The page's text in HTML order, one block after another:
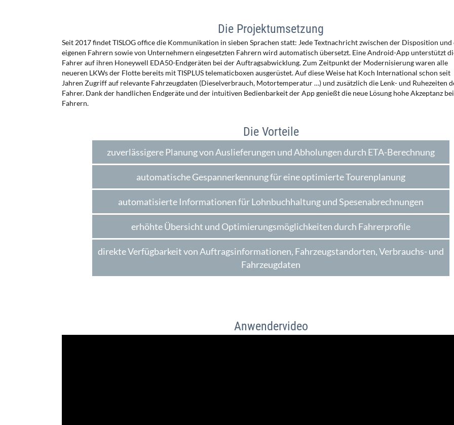
Die Projektumsetzung
Seit 2017 findet TISLOG office die Kommunikation in sieben Sprachen statt: Jede Textnachricht zwischen der Disposition und
eigenen Fahrern sowie von Unternehmern eingesetzten Fahrern wird automatisch übersetzt. Eine Android-App unterstützt
Fahrer auf ihren Honeywell EDA50-Endgeräten bei der Auftragsabwicklung. Zum Zeitpunkt der Modernisierung waren alle
neueren LKWs der Flotte bereits mit TISPLUS telematicboxen ausgerüstet. Auf diese Weise hat Koch International schon seit
Jahren Zugriff auf relevante Fahrzeugdaten (Dieselverbrauch, Motortemperatur …) und zusätzlich die Lenk- und Ruhezeiten
Fahrer. Dank der handlichen Endgeräte und der intuitiven Bedienbarkeit der App genießt die neue Lösung hohe Akzeptanz
Fahrern.
Die Vorteile
zuverlässigere Planung von Auslieferungen und Abholungen durch ETA-Berechnung
automatische Gespannerkennung für eine optimierte Tourenplanung
automatisierte Informationen für Lohnbuchhaltung und Spesenabrechnungen
erhöhte Übersicht und Optimierungsmöglichkeiten durch Fahrerprofile
direkte Verfügbarkeit von Auftragsinformationen, Fahrzeugstandorten, Verbrauchs- und
Fahrzeugdaten
Anwendervideo